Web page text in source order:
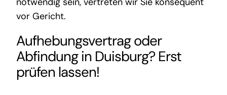
vor Gericht.
Aufhebungsvertrag oder
Abfindung in Duisburg? Erst
prüfen lassen!